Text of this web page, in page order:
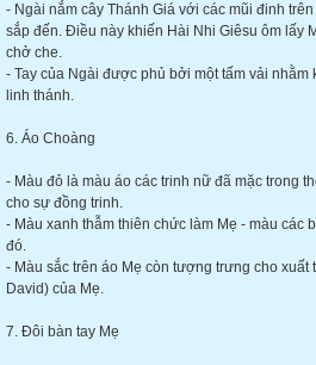
- Ngài nắm cây Thánh Giá với các mũi đinh
sắp đến. Điều này khiến Hài Nhi Giêsu ôm lấy
chở che.
- Tay của Ngài được phủ bởi một tấm vải
linh thánh.
6. Áo Choàng
- Màu đỏ là màu áo các trinh nữ đã mặc trong
cho sự đồng trinh.
- Màu xanh thẫm thiên chức làm Mẹ - màu các
đó.
- Màu sắc trên áo Mẹ còn tượng trưng cho
David) của Mẹ.
7. Đôi bàn tay Mẹ